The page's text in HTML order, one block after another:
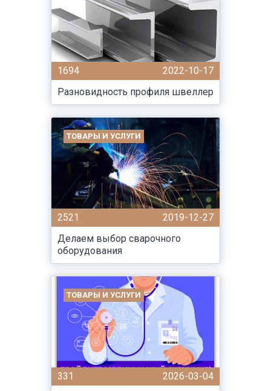
1694
2022-10-17
Разновидность профиля швеллер
ТОВАРЫ И УСЛУГИ
2521
2019-12-27
Делаем выбор сварочного
оборудования
ТОВАРЫ И УСЛУГИ
331
2026-03-04